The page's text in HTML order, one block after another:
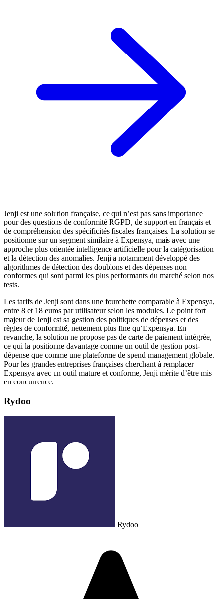
Jenji est une solution française, ce qui n’est pas sans importance
pour des questions de conformité RGPD, de support en français et
de compréhension des spécificités fiscales françaises. La solution se
positionne sur un segment similaire à Expensya, mais avec une
approche plus orientée intelligence artificielle pour la catégorisation
et la détection des anomalies. Jenji a notamment développé des
algorithmes de détection des doublons et des dépenses non
conformes qui sont parmi les plus performants du marché selon nos
tests.
Les tarifs de Jenji sont dans une fourchette comparable à Expensya,
entre 8 et 18 euros par utilisateur selon les modules. Le point fort
majeur de Jenji est sa gestion des politiques de dépenses et des
règles de conformité, nettement plus fine qu’Expensya. En
revanche, la solution ne propose pas de carte de paiement intégrée,
ce qui la positionne davantage comme un outil de gestion post-
dépense que comme une plateforme de spend management globale.
Pour les grandes entreprises françaises cherchant à remplacer
Expensya avec un outil mature et conforme, Jenji mérite d’être mis
en concurrence.
Rydoo
Rydoo